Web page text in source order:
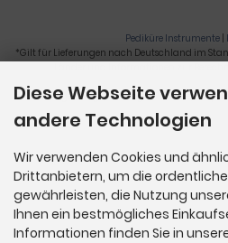
Pediküre Instrumente |
*Gilt für Lieferungen nach Deutschland im
Nagelzange, Podologie, Pediküre,
Diese Webseite
andere Technologien
Wir verwenden Cookies und
Drittanbietern, um die
gewährleisten, die Nutzung
Ihnen ein bestmögliches
Informationen finden Sie in